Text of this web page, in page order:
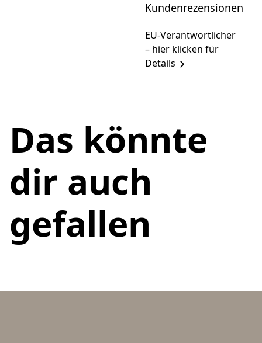
Kundenrezensionen
EU-Verantwortlicher
– hier klicken für
Details
Das könnte
dir auch
gefallen